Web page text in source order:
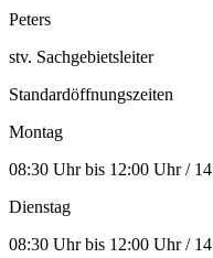
Peters
stv. Sachgebietsleiter
Standardöffnungszeiten
Montag
08:30 Uhr bis 12:00 Uhr /
Dienstag
08:30 Uhr bis 12:00 Uhr /